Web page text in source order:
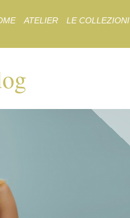
to
ATELIER LE COLLEZIONI